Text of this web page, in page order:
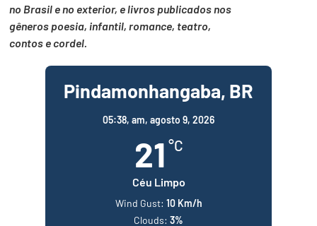
no Brasil e no exterior, e livros publicados nos
gêneros poesia, infantil, romance, teatro,
contos e cordel.
Pindamonhangaba, BR
05:38, am, agosto 9, 2026
21 °C
Céu Limpo
Wind Gust: 10 Km/h
Clouds: 3%